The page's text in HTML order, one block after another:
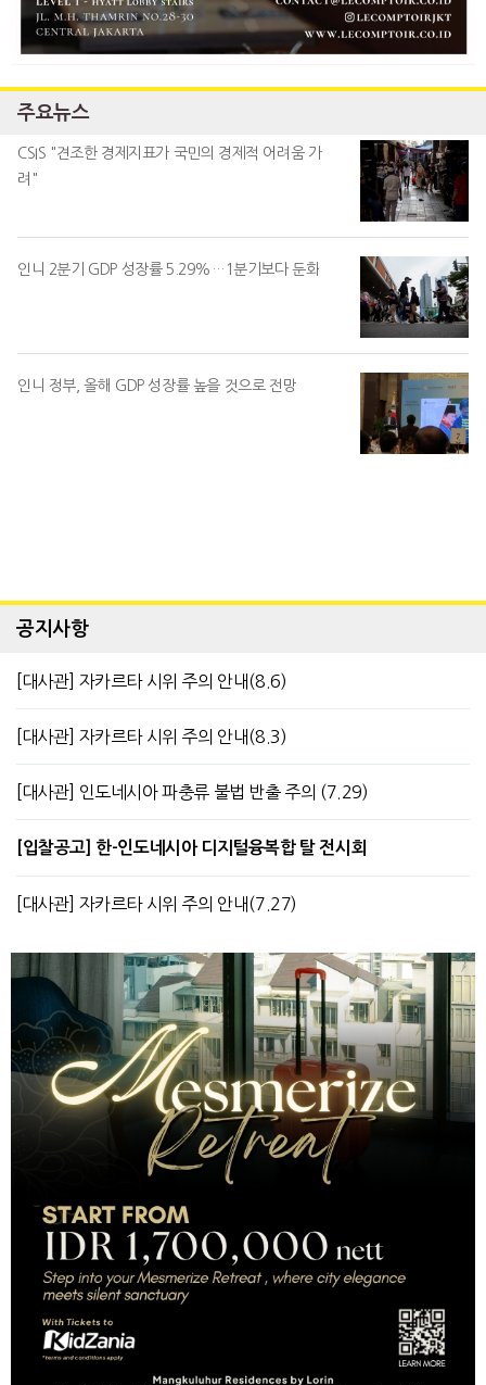
주요뉴스
CSIS "견조한 경제지표가 국민의 경제적 어려움 가
려"
인니 2분기 GDP 성장률 5.29%…1분기보다 둔화
인니 정부, 올해 GDP 성장률 높을 것으로 전망
공지사항
[대사관] 자카르타 시위 주의 안내(8.6)
[대사관] 자카르타 시위 주의 안내(8.3)
[대사관] 인도네시아 파충류 불법 반출 주의 (7.29)
[입찰공고] 한-인도네시아 디지털융복합 탈 전시회
[대사관] 자카르타 시위 주의 안내(7.27)